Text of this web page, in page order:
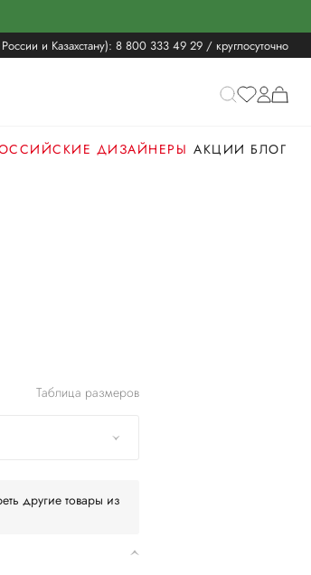
и Казахстану): 8 800 333 49 29 / круглосуточно
ДИЗАЙНЕРЫ АКЦИИ БЛОГ
Таблица размеров
другие товары из